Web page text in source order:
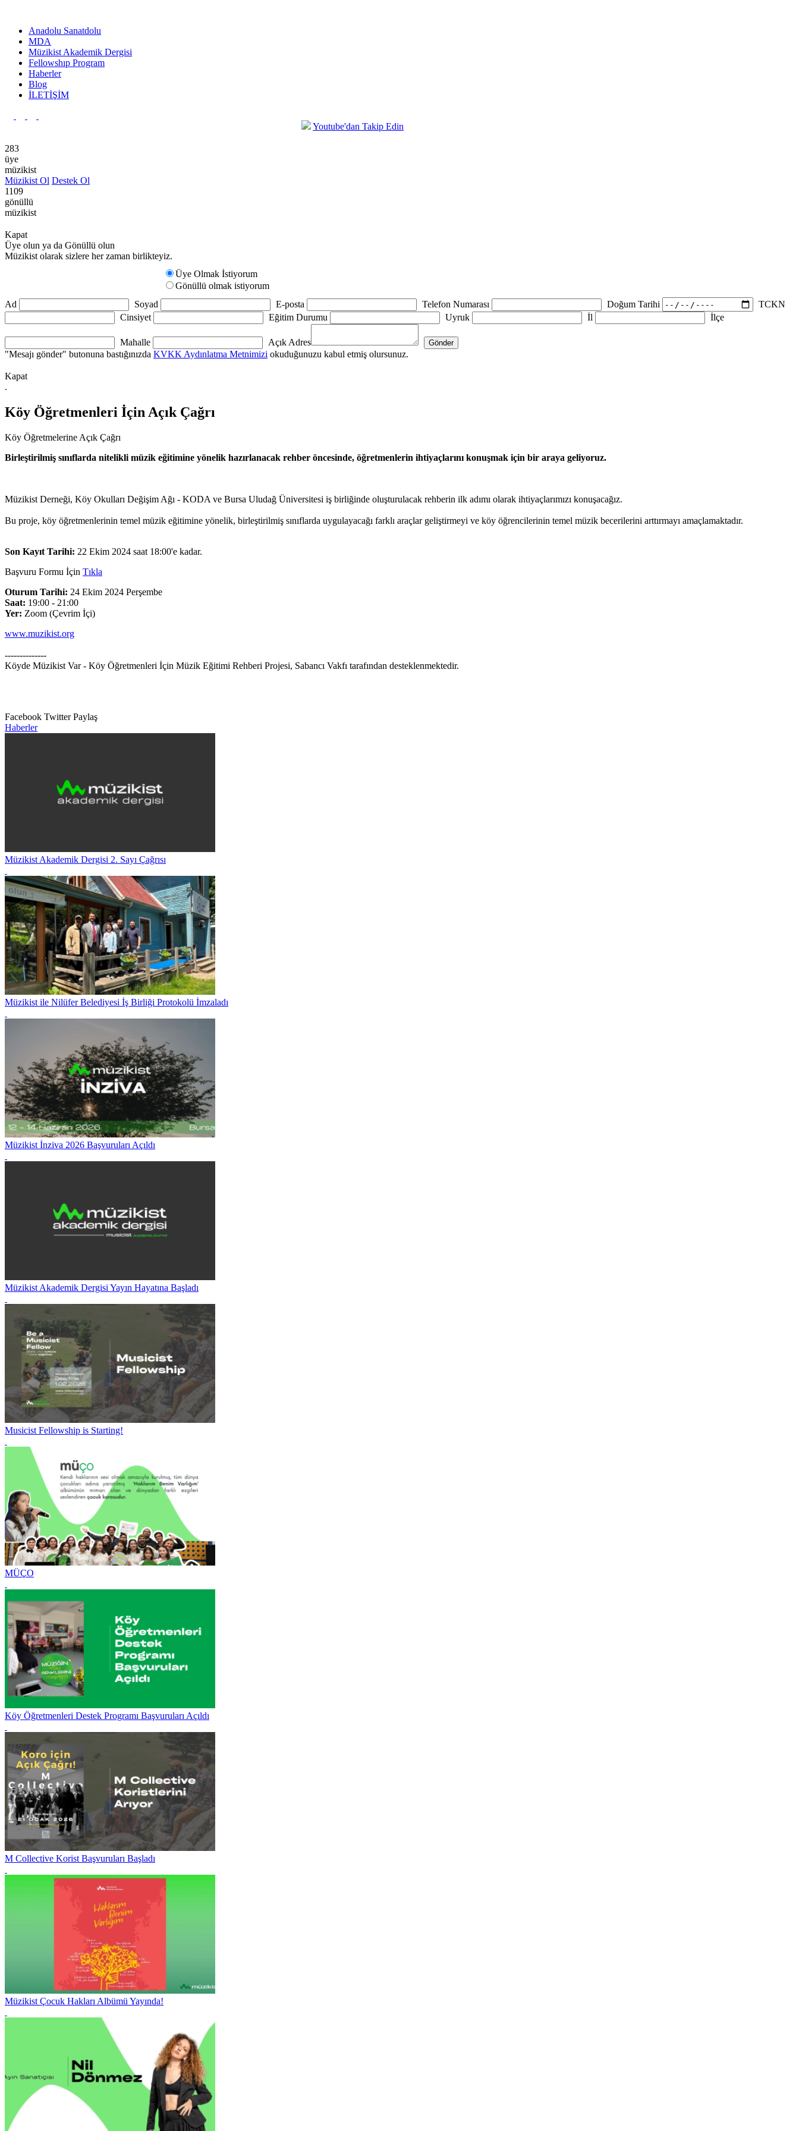
Anadolu Sanatdolu
MDA
Müzikist Akademik Dergisi
Fellowshıp Program
Haberler
Blog
İLETİŞİM
Youtube'dan Takip Edin
283
üye
müzikist
Müzikist Ol Destek Ol
1109
gönüllü
müzikist
Kapat
Üye olun ya da Gönüllü olun
Müzikist olarak sizlere her zaman birlikteyiz.
Üye Olmak İstiyorum
Gönüllü olmak istiyorum
Ad
Soyad E-posta Telefon Numarası Doğum Tarihi
TCKN
Cinsiyet
Eğitim Durumu Uyruk İl İlçe
Mahalle
Açık Adres
"Mesajı gönder" butonuna bastığınızda KVKK Aydınlatma Metnimizi okuduğunuzu kabul etmiş olursunuz.
Kapat
.
Köy Öğretmenleri İçin Açık Çağrı
Köy Öğretmelerine Açık Çağrı
Birleştirilmiş sınıflarda nitelikli müzik eğitimine yönelik hazırlanacak rehber öncesinde, öğretmenlerin ihtiyaçlarını konuşmak için bir araya geliyoruz.
Müzikist Derneği, Köy Okulları Değişim Ağı - KODA ve Bursa Uludağ Üniversitesi iş birliğinde oluşturulacak rehberin ilk adımı olarak ihtiyaçlarımızı konuşacağız.
Bu proje, köy öğretmenlerinin temel müzik eğitimine yönelik, birleştirilmiş sınıflarda uygulayacağı farklı araçlar geliştirmeyi ve köy öğrencilerinin temel müzik becerilerini arttırmayı amaçlamaktadır.
Son Kayıt Tarihi: 22 Ekim 2024 saat 18:00'e kadar.
Başvuru Formu İçin Tıkla
Oturum Tarihi: 24 Ekim 2024 Perşembe
Saat: 19:00 - 21:00
Yer: Zoom (Çevrim İçi)
www.muzikist.org
--------------
Köyde Müzikist Var - Köy Öğretmenleri İçin Müzik Eğitimi Rehberi Projesi, Sabancı Vakfı tarafından desteklenmektedir.
Facebook Twitter Paylaş
Haberler
Müzikist Akademik Dergisi 2. Sayı Çağrısı
Müzikist ile Nilüfer Belediyesi İş Birliği Protokolü İmzaladı
Müzikist İnziva 2026 Başvuruları Açıldı
Müzikist Akademik Dergisi Yayın Hayatına Başladı
Musicist Fellowship is Starting!
MÜÇO
Köy Öğretmenleri Destek Programı Başvuruları Açıldı
M Collective Korist Başvuruları Başladı
Müzikist Çocuk Hakları Albümü Yayında!